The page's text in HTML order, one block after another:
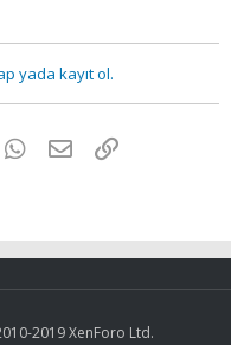
yada kayıt ol.
WhatsApp
E-postaLink
2019 XenForo Ltd.